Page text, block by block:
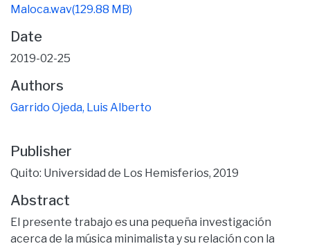
Maloca.wav(129.88 MB)
Date
2019-02-25
Authors
Garrido Ojeda, Luis Alberto
Publisher
Quito: Universidad de Los Hemisferios, 2019
Abstract
El presente trabajo es una pequeña investigación
acerca de la música minimalista y su relación con la